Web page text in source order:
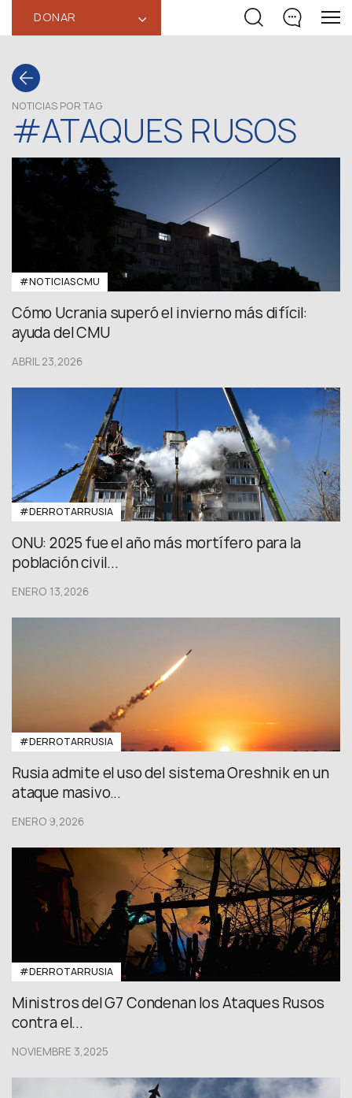
DONAR ‹
NOTICIAS POR TAG
#ATAQUES RUSOS
#NOTICIASCMU
Cómo Ucrania superó el invierno más difícil:
ayuda del CMU
ABRIL 23,2026
#DERROTARRUSIA
ONU: 2025 fue el año más mortífero para la
población civil...
ENERO 13,2026
#DERROTARRUSIA
Rusia admite el uso del sistema Oreshnik en un
ataque masivo...
ENERO 9,2026
#DERROTARRUSIA
Ministros del G7 Condenan los Ataques Rusos
contra el...
NOVIEMBRE 3,2025